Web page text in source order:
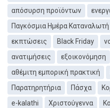
απόσυρση προϊόντων
Παγκόσμια Ημέρα Καταναλωτή
εκπτώσεις
Black Friday
ανατιμήσεις
εξοικονόμηση
αθέμιτη εμπορική πρακτική
Παρατηρητήρια
Πάσχα
e-kalathi
Χριστούγεννα